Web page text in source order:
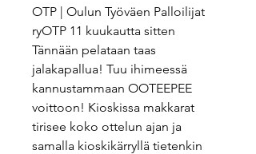
OTP | Oulun Työväen Palloilijat
ryOTP 11 kuukautta sitten
Tännään pelataan taas
jalakapallua! Tuu ihimeessä
kannustammaan OOTEEPEE
voittoon! Kioskissa makkarat
tirisee koko ottelun ajan ja
samalla kioskikärryllä tietenkin